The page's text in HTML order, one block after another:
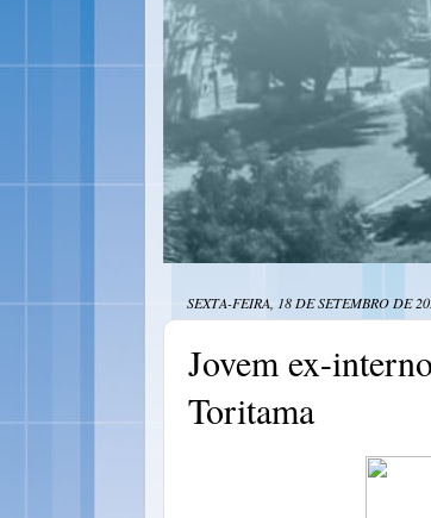
SEXTA-FEIRA, 18 DE SETEMBRO DE
Jovem ex-
Toritama